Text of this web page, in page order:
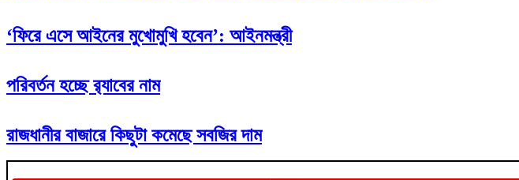
‘ফিরে এসে আইনের মুখোমুখি হবেন’: আইনমন্ত্রী
পরিবর্তন হচ্ছে র‌্যাবের নাম
রাজধানীর বাজারে কিছুটা কমেছে সবজির দাম